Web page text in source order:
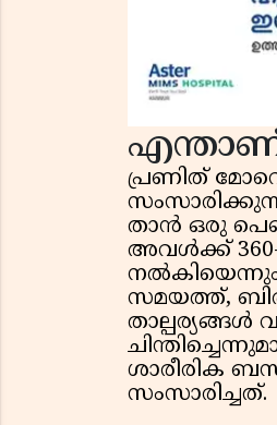
എന്താണ്
പ്രണിത്
താൻ ഒരു
അവൾക്ക്
സമയത്ത്,
താല്പര്യങ്ങൾ
ശാരീരിക
സംസാരിച്ചത്.